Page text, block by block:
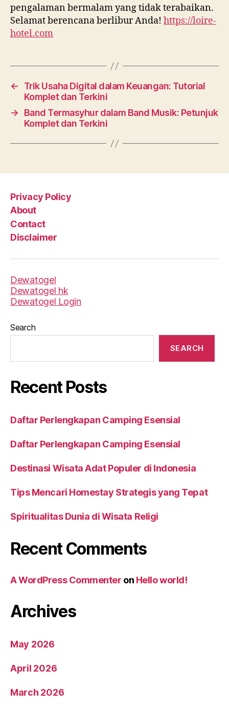
pengalaman bermalam yang tidak terabaikan.
Selamat berencana berlibur Anda! https://loire-
hotel.com
←
Trik Usaha Digital dalam Keuangan: Tutorial
Komplet dan Terkini
→
Band Termasyhur dalam Band Musik: Petunjuk
Komplet dan Terkini
Privacy Policy
About
Contact
Disclaimer
Dewatogel
Dewatogel hk
Dewatogel Login
Search
SEARCH
Recent Posts
Daftar Perlengkapan Camping Esensial
Daftar Perlengkapan Camping Esensial
Destinasi Wisata Adat Populer di Indonesia
Tips Mencari Homestay Strategis yang Tepat
Spiritualitas Dunia di Wisata Religi
Recent Comments
A WordPress Commenter on Hello world!
Archives
May 2026
April 2026
March 2026